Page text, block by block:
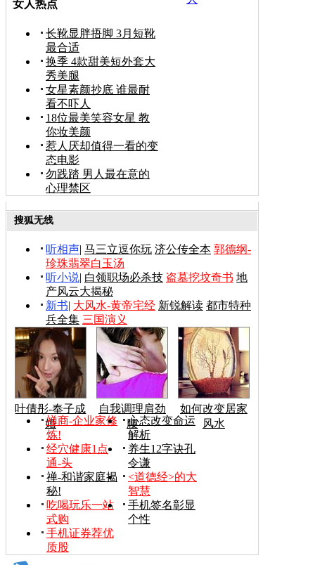
女人热点
长靴显胖捂脚 3月短靴
最合适
换季 4款甜美短外套大
秀美腿
女星素颜抄底 谁最耐
看不吓人
18位最美笑容女星 教
你妆美颜
惹人厌却值得一看的变
态电影
勿践踏 男人最在意的
心理禁区
搜狐无线
听相声| 马三立逗你玩 济公传全本 郭德纲-
珍珠翡翠白玉汤
听小说| 白领职场必杀技 盗墓挖坟奇书 地
产风云大揭秘
新书| 大风水-黄帝宅经 新锐解读 都市特种
兵全集 三国演义
叶倩彤-奉子成
婚
自我调理肩劲
腰
如何改变居家
风水
禅商-企业家修
炼!
心态改变命运
解析
经穴健康1点
通-头
养生12字诀孔
令谦
禅-和谐家庭揭
秘!
<道德经>的大
智慧
吃喝玩乐一站
式购
手机签名彰显
个性
手机证券荐优
质股